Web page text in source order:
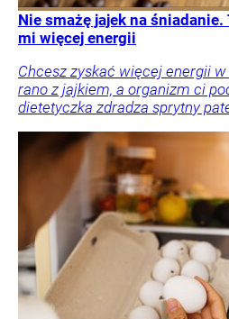
Nie smażę jajek na
mi więcej energii
Chcesz zyskać więcej energii
rano z jajkiem, a organizm ci
dietetyczka zdradza sprytny